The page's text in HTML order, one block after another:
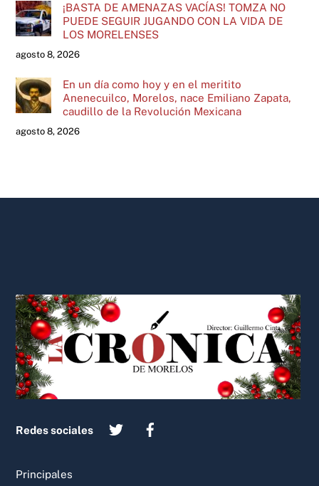
¡BASTA DE AMENAZAS VACÍAS! TOMZA NO
PUEDE SEGUIR JUGANDO CON LA VIDA DE
LOS MORELENSES
agosto 8, 2026
En un día como hoy y en el meritito
Anenecuilco, Morelos, nace Emiliano Zapata,
caudillo de la Revolución Mexicana
agosto 8, 2026
To
Top
Redes sociales
Principales